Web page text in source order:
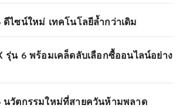
ดีไซน์ใหม่ เทคโนโลยีล้ำกว่าเดิม
รุ่น 6 พร้อมเคล็ดลับเลือกซื้ออนไลน์อย่าง
นวัตกรรมใหม่ที่สายควันห้ามพลาด